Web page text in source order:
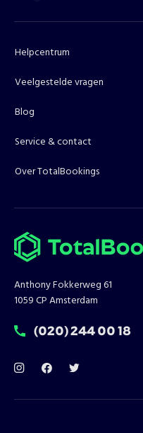
Helpcentrum
Veelgestelde vragen
Blog
Service & contact
Over TotalBookings
Anthony Fokkerweg 61
1059 CP Amsterdam
T:
(020) 244 00 18